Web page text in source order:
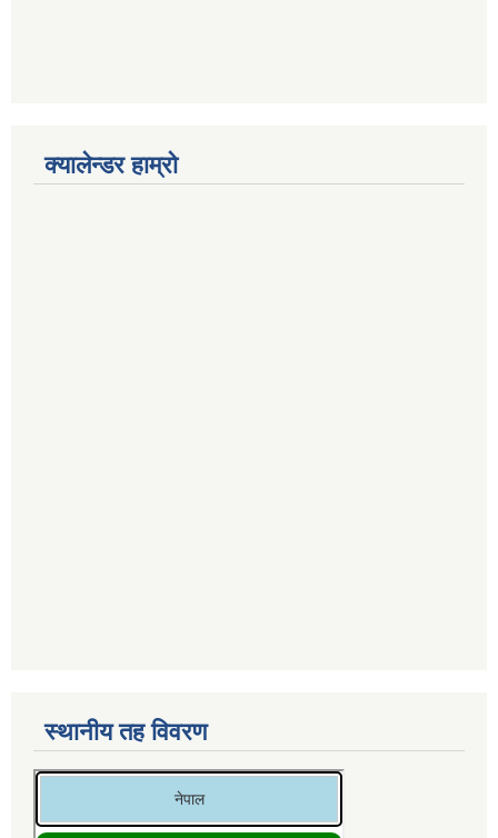
क्यालेन्डर हाम्रो
स्थानीय तह विवरण